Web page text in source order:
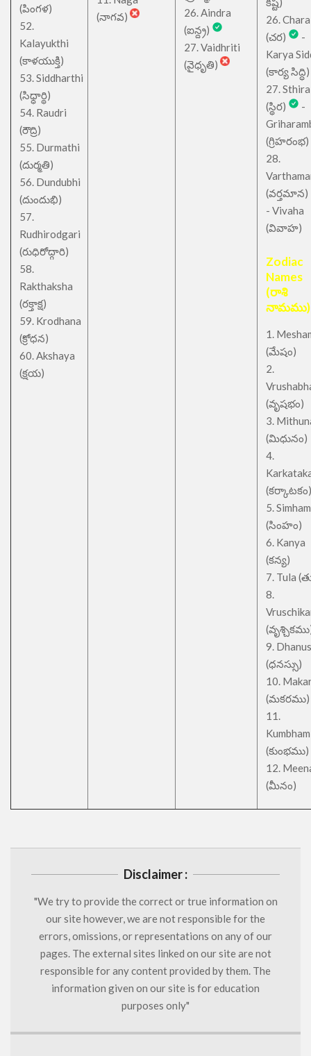
(పింగళ)
52.
Kalayukthi
(కాళయుక్తి)
53. Siddharthi
(సిధ్ధార్థి)
54. Raudri
(రౌద్రి)
55. Durmathi
(దుర్మతి)
56. Dundubhi
(దుందుభి)
57.
Rudhirodgari
(రుధిరోద్గారి)
58.
Rakthaksha
(రక్తాక్ష)
59. Krodhana
(క్రోధన)
60. Akshaya
(క్షయ)
(నాగవ)
26. Aindra
(ఐన్ద్ర)
27. Vaidhriti
(వైధృతి)
26. Chara
(చర)
-
Karya
(కార్య సిద్ధి)
27. Sthira
(స్థిర)
-
(గ్రిహరంభ)
28.
(వర్తమాన)
- Vivaha
(వివాహ)
Zodiac
Names
(రాశి
నామము)
1.
(మేషం)
2.
(వృషభం)
3.
(మిధునం)
4.
(కర్కాటకం)
5. Simham
(సింహం)
6. Kanya
(కన్య)
7. Tula
8.
9.
(ధనస్సు)
10.
(మకరము)
11.
Kumbham
(కుంభము)
12.
(మీనం)
Disclaimer :
"We try to provide the correct or true information on
our site however, we are not responsible for the
errors, omissions, or representations on any of our
pages. The external sites linked on our site are not
responsible for any content provided by them. The
information given on our site is for education
purposes only"